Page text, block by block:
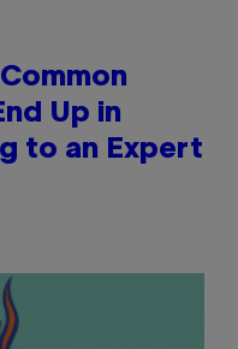
Up in
to an Expert